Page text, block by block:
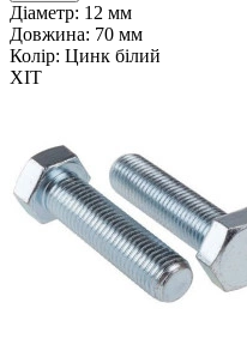
Діаметр: 12 мм
Довжина: 70 мм
Колір: Цинк білий
ХІТ